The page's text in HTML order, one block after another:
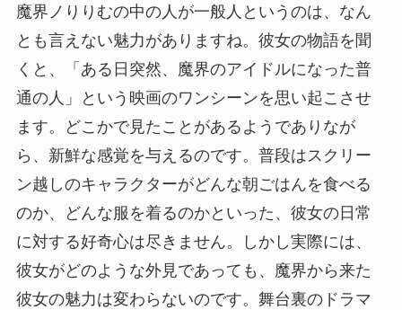
魔界ノりりむの中の人が一般人というのは、なん
とも言えない魅力がありますね。彼女の物語を聞
くと、「ある日突然、魔界のアイドルになった普
通の人」という映画のワンシーンを思い起こさせ
ます。どこかで見たことがあるようでありなが
ら、新鮮な感覚を与えるのです。普段はスクリー
ン越しのキャラクターがどんな朝ごはんを食べる
のか、どんな服を着るのかといった、彼女の日常
に対する好奇心は尽きません。しかし実際には、
彼女がどのような外見であっても、魔界から来た
彼女の魅力は変わらないのです。舞台裏のドラマ